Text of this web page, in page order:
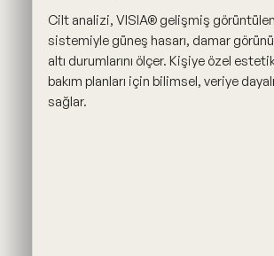
Cilt analizi, VISIA® gelişmiş
sistemiyle güneş hasarı, damar
altı durumlarını ölçer. Kişiye özel
bakım planları için bilimsel, veriye
sağlar.